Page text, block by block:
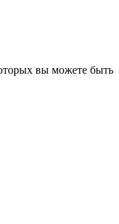
вы можете быть